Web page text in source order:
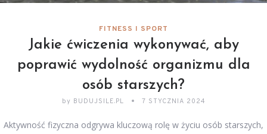
FITNESS I SPORT
Jakie ćwiczenia wykonywać, aby
poprawić wydolność organizmu dla
osób starszych?
by BUDUJSILE.PL 7 STYCZNIA 2024
Aktywność fizyczna odgrywa kluczową rolę w życiu osób starszych,